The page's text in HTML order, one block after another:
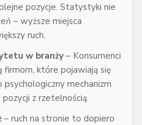
pozycje. Statystyki nie
– wyższe miejsca
ruch.
w branży – Konsumenci
które pojawiają się
psychologiczny mechanizm
z rzetelnością.
– ruch na stronie to dopiero